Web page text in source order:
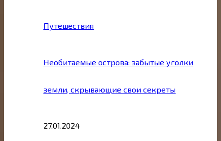
Путешествия
Необитаемые острова: забытые уголки
земли, скрывающие свои секреты
27.01.2024